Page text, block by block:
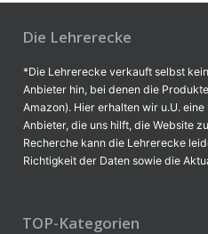
Die Lehrerecke
*Die Lehrerecke verkauft selbst
Anbieter hin, bei denen die
Amazon). Hier erhalten wir u.U.
Anbieter, die uns hilft, die Website
Recherche kann die Lehrerecke
Richtigkeit der Daten sowie die
TOP-Kategorien